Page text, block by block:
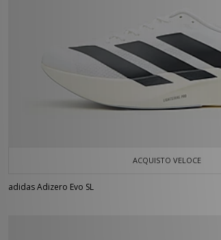
ACQUISTO VELOCE
adidas Adizero Evo SL